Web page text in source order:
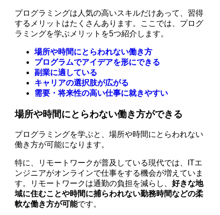
プログラミングは人気の高いスキルだけあって、習得
するメリットはたくさんあります。ここでは、プログ
ラミングを学ぶメリットを5つ紹介します。
場所や時間にとらわれない働き方
プログラムでアイデアを形にできる
副業に適している
キャリアの選択肢が広がる
需要・将来性の高い仕事に就きやすい
場所や時間にとらわない働き方ができる
プログラミングを学ぶと、場所や時間にとらわれない
働き方が可能になります。
特に、リモートワークが普及している現代では、ITエ
ンジニアがオンラインで仕事をする機会が増えていま
す。リモートワークは通勤の負担を減らし、好きな地
域に住むことや時間に捕らわれない勤務時間などの柔
軟な働き方が可能です。